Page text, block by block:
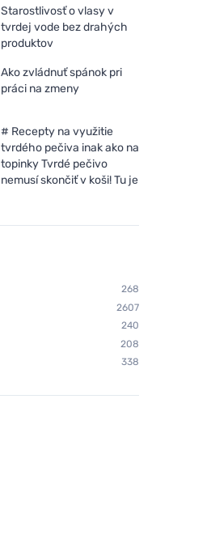
Starostlivosť o vlasy v
tvrdej vode bez drahých
produktov
Ako zvládnuť spánok pri
práci na zmeny
# Recepty na využitie
tvrdého pečiva inak ako na
topinky Tvrdé pečivo
nemusí skončiť v koši! Tu je
268
2607
240
208
338